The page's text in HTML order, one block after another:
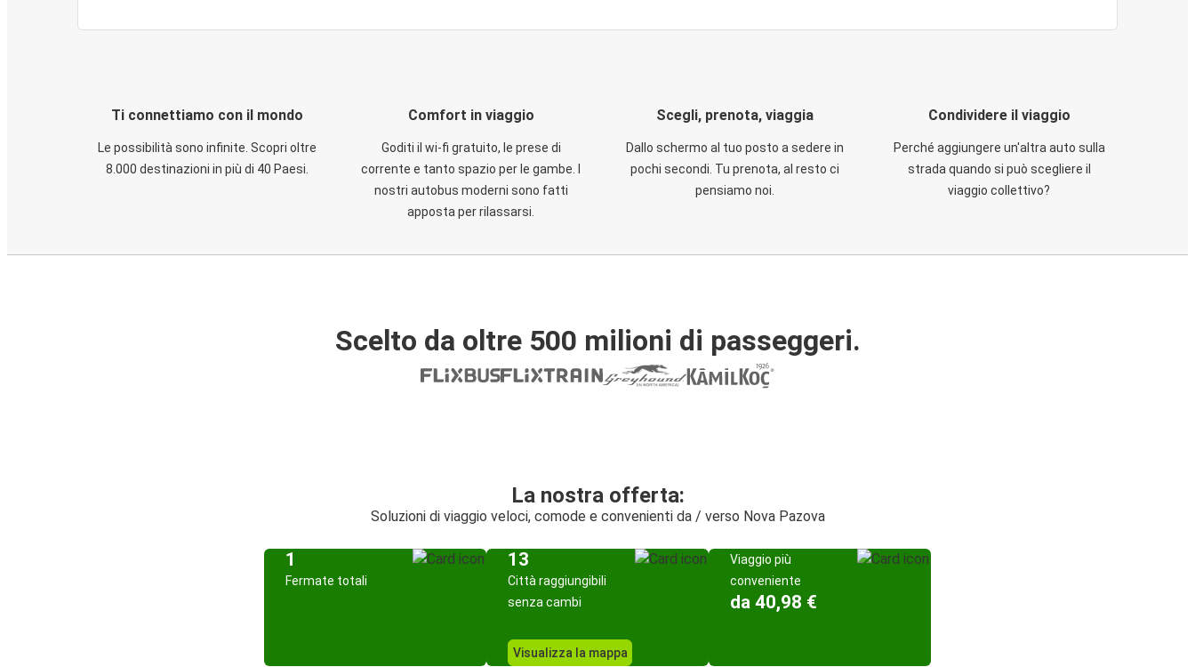
Ti connettiamo con il mondo
Le possibilità sono infinite. Scopri oltre
8.000 destinazioni in più di 40 Paesi.
Comfort in viaggio
Goditi il wi-fi gratuito, le prese di
corrente e tanto spazio per le gambe. I
nostri autobus moderni sono fatti
apposta per rilassarsi.
Scegli, prenota, viaggia
Dallo schermo al tuo posto a sedere in
pochi secondi. Tu prenota, al resto ci
pensiamo noi.
Condividere il viaggio
Perché aggiungere un'altra auto sulla
strada quando si può scegliere il
viaggio collettivo?
Scelto da oltre 500 milioni di passeggeri.
La nostra offerta:
Soluzioni di viaggio veloci, comode e convenienti da / verso Nova Pazova
1
Fermate totali
13
Città raggiungibili
senza cambi
Visualizza la mappa
Viaggio più
conveniente
da 40,98 €